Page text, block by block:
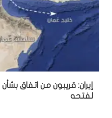
إيران: قريبون من اتفاق
لفتحه